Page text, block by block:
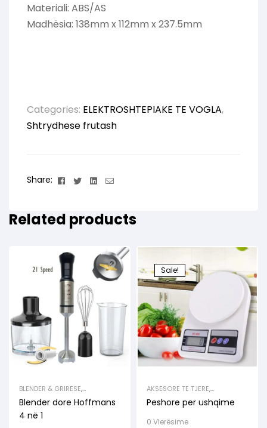
Materiali: ABS/AS
Madhësia: 138mm x 112mm x 237.5mm
Categories: ELEKTROSHTEPIAKE TE VOGLA,
Shtrydhese frutash
Share: Facebook
TwitterLinkedin
Email
Related products
BLENDER & GRIRESE,
ELEKTROSHTEPIAKE TE VOGLA
Blender dore Hoffmans
4 në 1
Sale!
AKSESORE TE TJERE,
ELEKTROSHTEPIAKE TE VOGLA
Peshore per ushqime
0 Vlerësime